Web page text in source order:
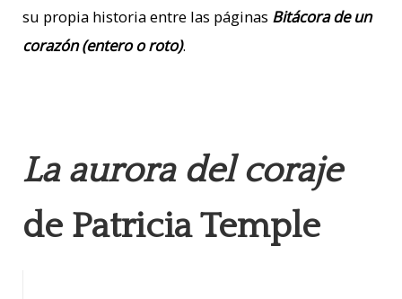
su propia historia entre las páginas Bitácora de un
corazón (entero o roto).
La aurora del coraje
de Patricia Temple